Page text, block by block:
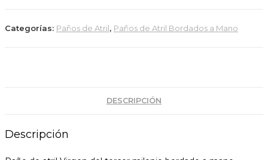
Categorías: Paños de Atril, Paños de Atril Bordados a Mano
DESCRIPCIÓN
Descripción